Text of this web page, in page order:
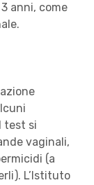
anni, come
test si
vaginali,
(a
L’Istituto